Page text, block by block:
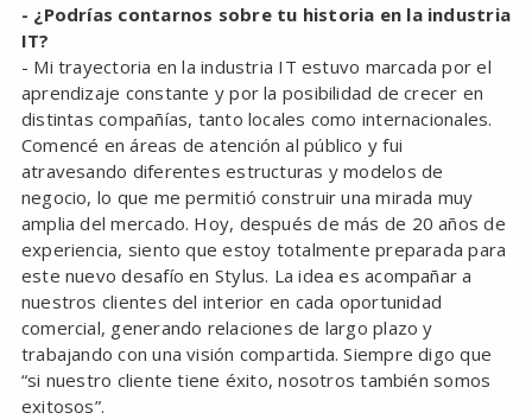
- ¿Podrías contarnos sobre tu historia en la industria
IT?
- Mi trayectoria en la industria IT estuvo marcada por el
aprendizaje constante y por la posibilidad de crecer en
distintas compañías, tanto locales como internacionales.
Comencé en áreas de atención al público y fui
atravesando diferentes estructuras y modelos de
negocio, lo que me permitió construir una mirada muy
amplia del mercado. Hoy, después de más de 20 años de
experiencia, siento que estoy totalmente preparada para
este nuevo desafío en Stylus. La idea es acompañar a
nuestros clientes del interior en cada oportunidad
comercial, generando relaciones de largo plazo y
trabajando con una visión compartida. Siempre digo que
“si nuestro cliente tiene éxito, nosotros también somos
exitosos”.